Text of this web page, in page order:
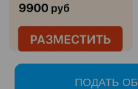
Mag Benelli Montefeltro 12/76
150 000 руб.
ПОДАТЬ